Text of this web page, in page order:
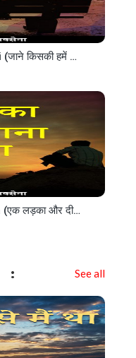
Jane Kiski hame najar lag gayi (जाने किसकी हमें नजर लग गयी)
Ek ladka aur deewana ho gaya (एक लड़का और दीवाना हो गया)
See all